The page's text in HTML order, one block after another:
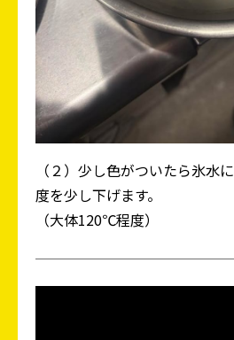
（２）少し色がついたら氷水
度を少し下げます。
（大体120℃程度）